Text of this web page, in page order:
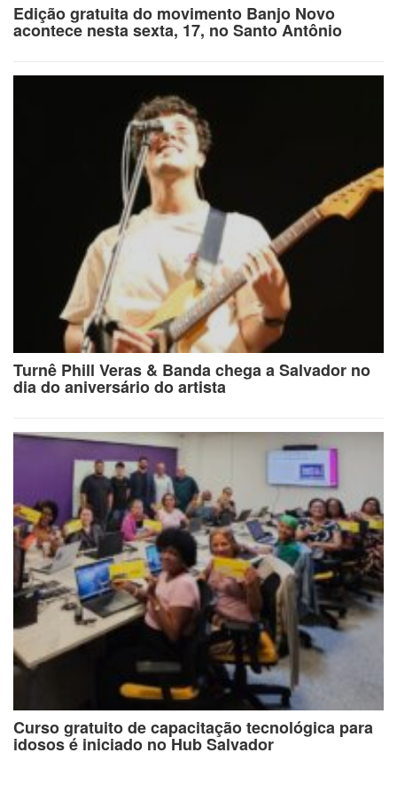
Edição gratuita do movimento Banjo Novo
acontece nesta sexta, 17, no Santo Antônio
Turnê Phill Veras & Banda chega a Salvador no
dia do aniversário do artista
Curso gratuito de capacitação tecnológica para
idosos é iniciado no Hub Salvador